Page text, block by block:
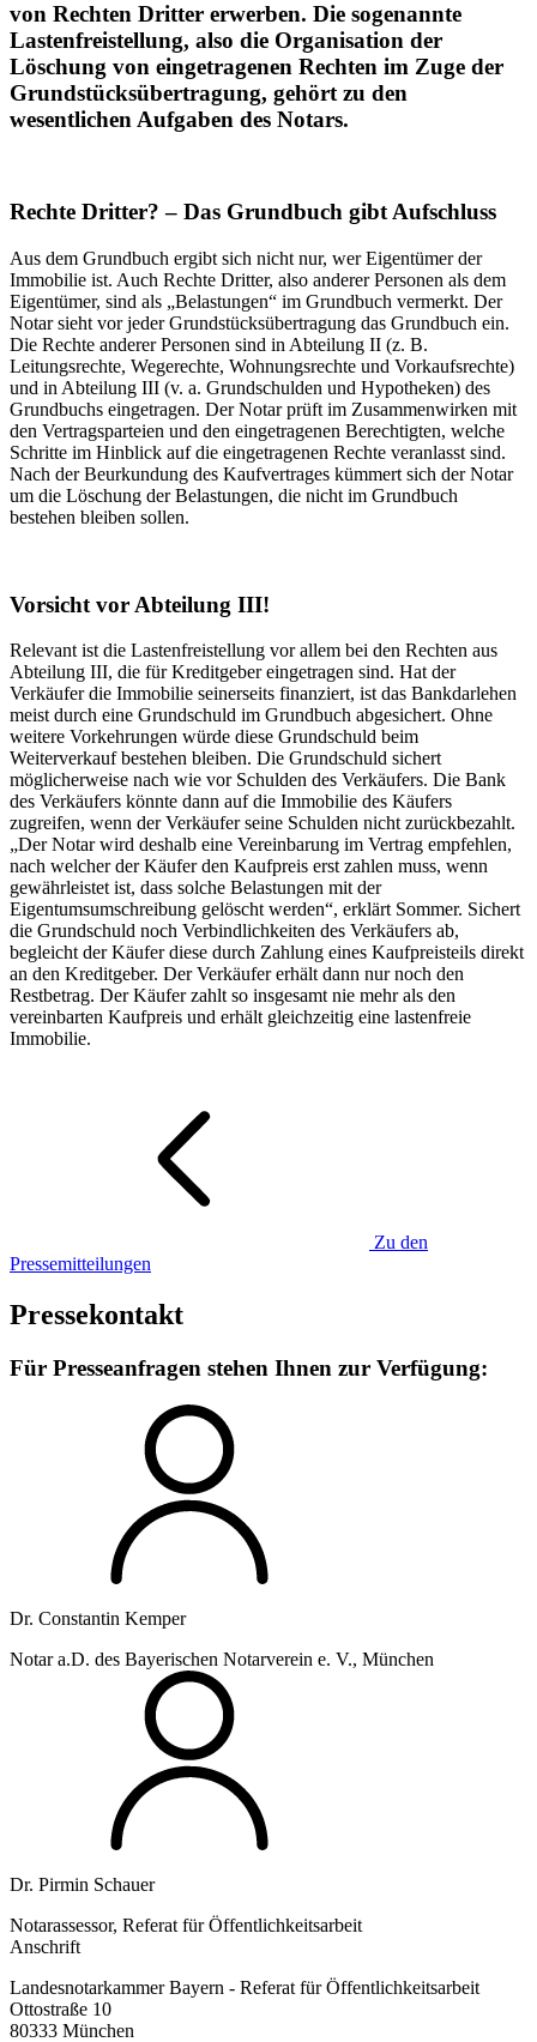
von Rechten Dritter erwerben. Die sogenannte
Lastenfreistellung, also die Organisation der
Löschung von eingetragenen Rechten im Zuge der
Grundstücksübertragung, gehört zu den
wesentlichen Aufgaben des Notars.
Rechte Dritter? – Das Grundbuch gibt Aufschluss
Aus dem Grundbuch ergibt sich nicht nur, wer Eigentümer der
Immobilie ist. Auch Rechte Dritter, also anderer Personen als dem
Eigentümer, sind als „Belastungen“ im Grundbuch vermerkt. Der
Notar sieht vor jeder Grundstücksübertragung das Grundbuch ein.
Die Rechte anderer Personen sind in Abteilung II (z. B.
Leitungsrechte, Wegerechte, Wohnungsrechte und Vorkaufsrechte)
und in Abteilung III (v. a. Grundschulden und Hypotheken) des
Grundbuchs eingetragen. Der Notar prüft im Zusammenwirken mit
den Vertragsparteien und den eingetragenen Berechtigten, welche
Schritte im Hinblick auf die eingetragenen Rechte veranlasst sind.
Nach der Beurkundung des Kaufvertrages kümmert sich der Notar
um die Löschung der Belastungen, die nicht im Grundbuch
bestehen bleiben sollen.
Vorsicht vor Abteilung III!
Relevant ist die Lastenfreistellung vor allem bei den Rechten aus
Abteilung III, die für Kreditgeber eingetragen sind. Hat der
Verkäufer die Immobilie seinerseits finanziert, ist das Bankdarlehen
meist durch eine Grundschuld im Grundbuch abgesichert. Ohne
weitere Vorkehrungen würde diese Grundschuld beim
Weiterverkauf bestehen bleiben. Die Grundschuld sichert
möglicherweise nach wie vor Schulden des Verkäufers. Die Bank
des Verkäufers könnte dann auf die Immobilie des Käufers
zugreifen, wenn der Verkäufer seine Schulden nicht zurückbezahlt.
„Der Notar wird deshalb eine Vereinbarung im Vertrag empfehlen,
nach welcher der Käufer den Kaufpreis erst zahlen muss, wenn
gewährleistet ist, dass solche Belastungen mit der
Eigentumsumschreibung gelöscht werden“, erklärt Sommer. Sichert
die Grundschuld noch Verbindlichkeiten des Verkäufers ab,
begleicht der Käufer diese durch Zahlung eines Kaufpreisteils direkt
an den Kreditgeber. Der Verkäufer erhält dann nur noch den
Restbetrag. Der Käufer zahlt so insgesamt nie mehr als den
vereinbarten Kaufpreis und erhält gleichzeitig eine lastenfreie
Immobilie.
Zu den
Pressemitteilungen
Pressekontakt
Für Presseanfragen stehen Ihnen zur Verfügung:
Dr. Constantin Kemper
Notar a.D. des Bayerischen Notarverein e. V., München
Dr. Pirmin Schauer
Notarassessor, Referat für Öffentlichkeitsarbeit
Anschrift
Landesnotarkammer Bayern - Referat für Öffentlichkeitsarbeit
Ottostraße 10
80333 München